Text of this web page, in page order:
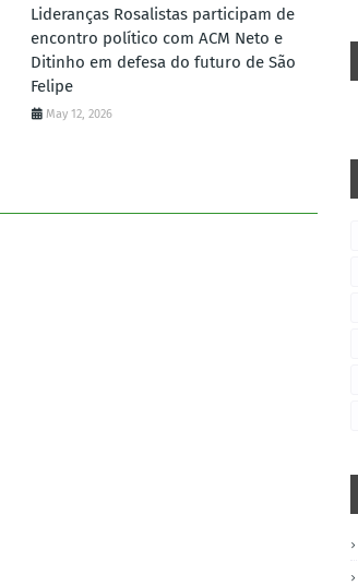
Lideranças Rosalistas participam de
encontro político com ACM Neto e
Ditinho em defesa do futuro de São
Felipe
May 12, 2026